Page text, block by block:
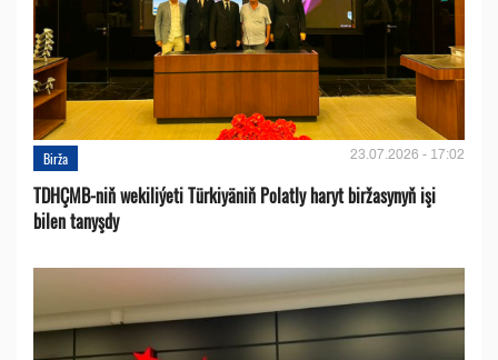
Birža 23.07.2026 - 17:02
TDHÇMB-niň wekiliýeti Türkiyäniň Polatly haryt biržasynyň işi
bilen tanyşdy